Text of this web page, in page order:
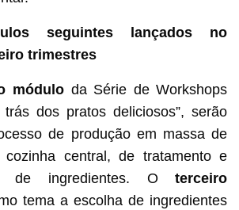
seguintes lançados no
trimestres
móduloda Série de Workshops
dos pratos deliciosos”, serão
de produção em massa de
cozinha central, de tratamento e
de ingredientes. Oterceiro
tema a escolha de ingredientes